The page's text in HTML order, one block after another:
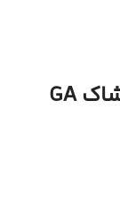
قیمت کاسیو جی شاک GA